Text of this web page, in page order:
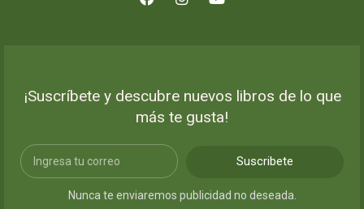
¡Suscríbete y descubre nuevos libros de lo que
más te gusta!
Suscribete
Nunca te enviaremos publicidad no deseada.